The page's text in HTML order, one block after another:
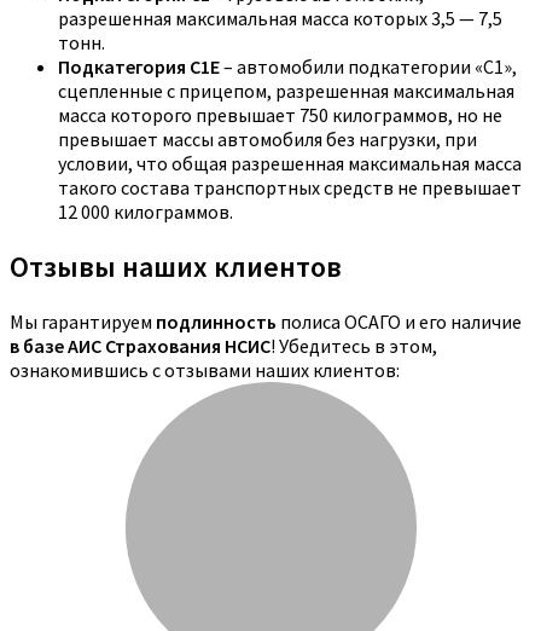
разрешенная максимальная масса которых 3,5 — 7,5
тонн.
Подкатегория C1E– автомобили подкатегории «С1»,
сцепленные с прицепом, разрешенная максимальная
масса которого превышает 750 килограммов, но не
превышает массы автомобиля без нагрузки, при
условии, что общая разрешенная максимальная масса
такого состава транспортных средств не превышает
12 000 килограммов.
Отзывы наших клиентов
Мы гарантируем подлинность полиса ОСАГО и его наличие
в базе АИС Страхования НСИС! Убедитесь в этом,
ознакомившись с отзывами наших клиентов: